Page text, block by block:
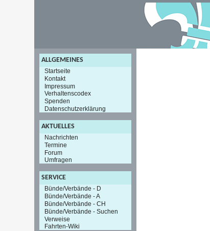
ALLGEMEINES
Startseite
Kontakt
Impressum
Verhaltenscodex
Spenden
Datenschutzerklärung
AKTUELLES
Nachrichten
Termine
Forum
Umfragen
SERVICE
Bünde/Verbände - D
Bünde/Verbände - A
Bünde/Verbände - CH
Bünde/Verbände - Suchen
Verweise
Fahrten-Wiki